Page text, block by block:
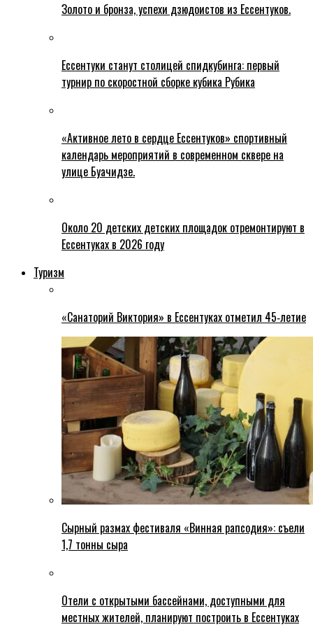
Золото и бронза, успехи дзюдоистов из Ессентуков.
Ессентуки станут столицей спидкубинга: первый
турнир по скоростной сборке кубика Рубика
«Активное лето в сердце Ессентуков» спортивный
календарь мероприятий в современном сквере на
улице Буачидзе.
Около 20 детских детских площадок отремонтируют в
Ессентуках в 2026 году
Туризм
«Санаторий Виктория» в Ессентуках отметил 45‑летие
Сырный размах фестиваля «Винная рапсодия»: съели
1,7 тонны сыра
Отели с открытыми бассейнами, доступными для
местных жителей, планируют построить в Ессентуках